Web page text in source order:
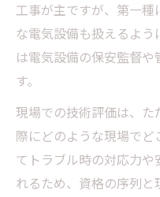
工事が主ですが、第一
な電気設備も扱えるよ
は電気設備の保安監督
す。
現場での技術評価は、
際にどのような現場で
てトラブル時の対応力
れるため、資格の序列